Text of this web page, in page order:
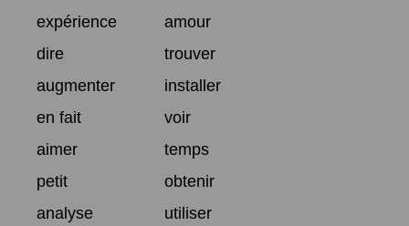
expérience
amour
dire
trouver
augmenter
installer
en fait
voir
aimer
temps
petit
obtenir
analyse
utiliser